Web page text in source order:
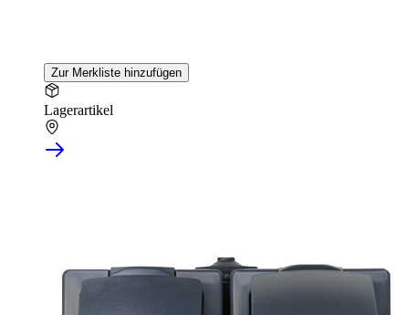
Zur Merkliste hinzufügen
Lagerartikel